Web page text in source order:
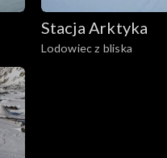
Stacja Arktyka
Lodowiec z bliska